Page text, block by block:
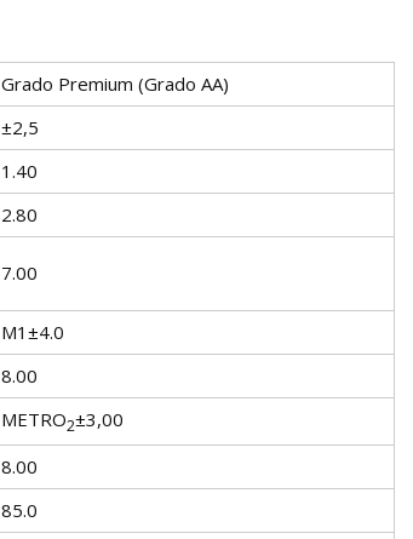
Grado Premium (Grado AA)
±2,5
1.40
2.80
7.00
M1±4.0
8.00
METRO2±3,00
8.00
85.0